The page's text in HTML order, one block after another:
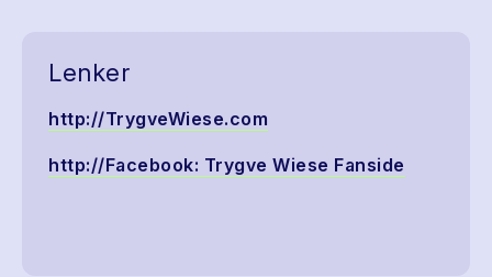
Lenker
http://TrygveWiese.com
http://Facebook: Trygve Wiese Fanside